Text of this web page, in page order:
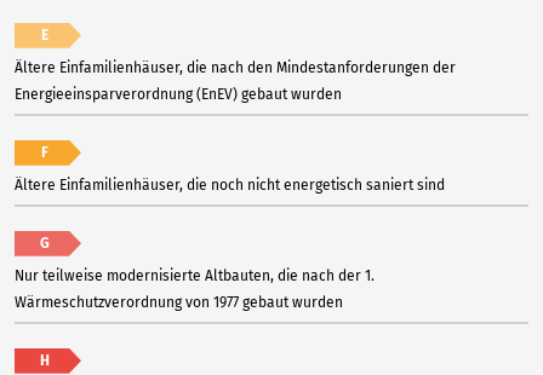
E
Ältere Einfamilienhäuser, die nach den Mindestanforderungen der
Energieeinsparverordnung (EnEV) gebaut wurden
F
Ältere Einfamilienhäuser, die noch nicht energetisch saniert sind
G
Nur teilweise modernisierte Altbauten, die nach der 1.
Wärmeschutzverordnung von 1977 gebaut wurden
H